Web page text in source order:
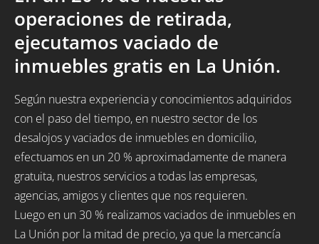
operaciones de retirada,
ejecutamos vaciado de
inmuebles gratis en La Unión.
Según nuestra experiencia y conocimientos adquiridos
con el paso del tiempo, en nuestro sector de los
desalojos y vaciados de inmuebles en domicilio,
efectuamos en un 20 % aproximadamente de manera
gratuita, nuestros servicios a todas las empresas,
agencias, amigos y clientes que nos requieren.
Luego en un 30 % realizamos vaciados de inmuebles en
La Unión por la mitad de precio, ya que la mercancía